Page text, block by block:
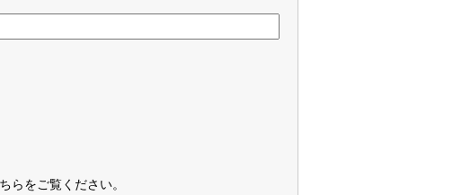
らをご覧ください。